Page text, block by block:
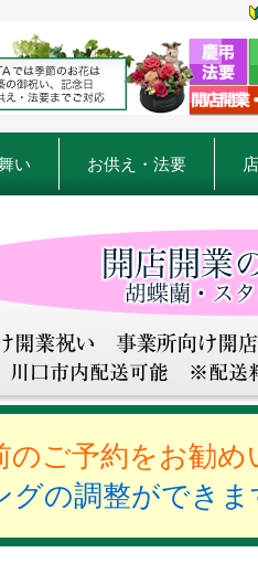
い お供え・法要
ご予約をお勧め
の調整ができま